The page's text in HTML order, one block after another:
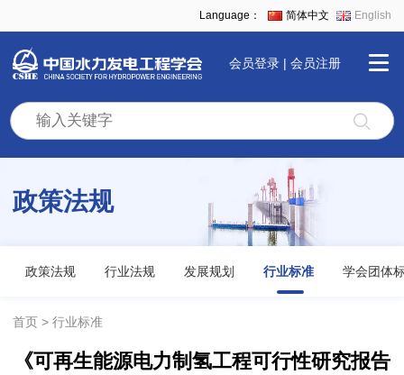
Language： 简体中文 English
会员登录 | 会员注册
页
学
景
政策法规
政策法规 行业法规 发展规划 行业标准 学会团体
首页 行业标准
《可再生能源电力制氢工程可行性研究报告